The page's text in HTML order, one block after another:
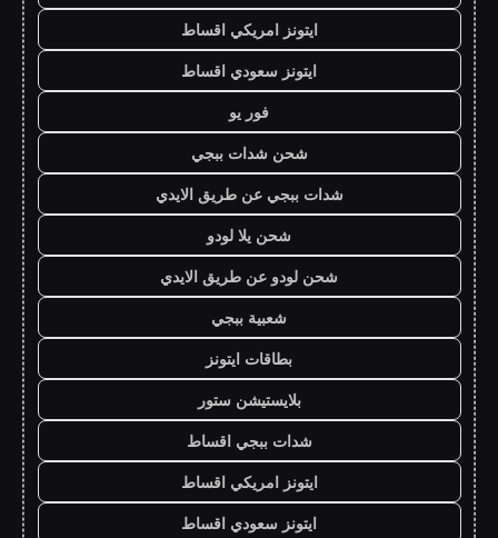
ايتونز امريكي اقساط
ايتونز سعودي اقساط
فور يو
شحن شدات ببجي
شدات ببجي عن طريق الايدي
شحن يلا لودو
شحن لودو عن طريق الايدي
شعبية ببجي
بطاقات ايتونز
بلايستيشن ستور
شدات ببجي اقساط
ايتونز امريكي اقساط
ايتونز سعودي اقساط